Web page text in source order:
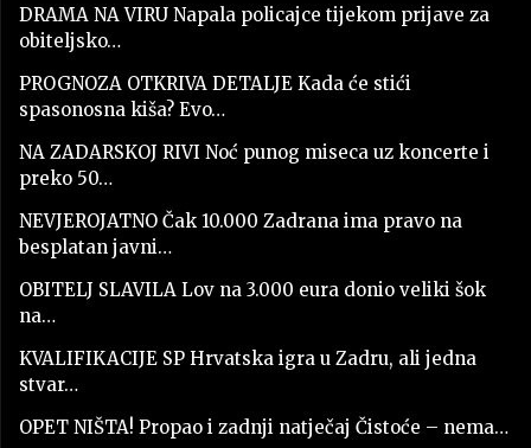
DRAMA NA VIRU Napala policajce tijekom prijave za
obiteljsko…
PROGNOZA OTKRIVA DETALJE Kada će stići
spasonosna kiša? Evo…
NA ZADARSKOJ RIVI Noć punog miseca uz koncerte i
preko 50…
NEVJEROJATNO Čak 10.000 Zadrana ima pravo na
besplatan javni…
OBITELJ SLAVILA Lov na 3.000 eura donio veliki šok
na…
KVALIFIKACIJE SP Hrvatska igra u Zadru, ali jedna
stvar…
OPET NIŠTA! Propao i zadnji natječaj Čistoće – nema…